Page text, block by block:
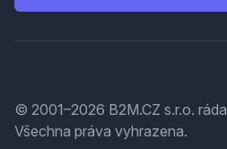
© 2001–2026 B2M.CZ s.r.o. ráda
Všechna práva vyhrazena.